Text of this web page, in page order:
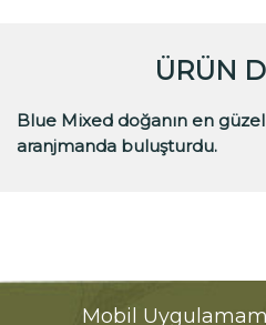
ÜRÜN
Blue Mixed doğanın en
aranjmanda buluşturdu.
Mobil